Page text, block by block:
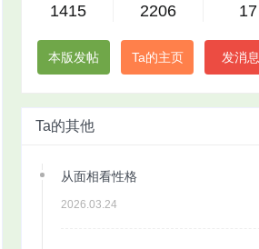
1415 2206 17
本版发帖 Ta的主页 发消息
Ta的其他
从面相看性格
2026.03.24